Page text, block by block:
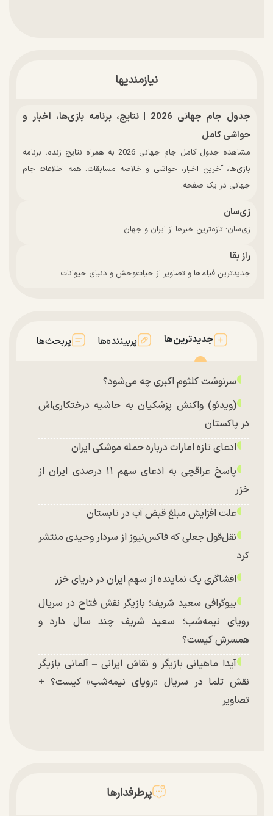
نیازمندیها
جدول جام جهانی 2026 | نتایج، برنامه بازی‌ها، اخبار و
حواشی کامل
مشاهده جدول کامل جام جهانی 2026 به همراه نتایج زنده، برنامه
بازی‌ها، آخرین اخبار، حواشی و خلاصه مسابقات. همه اطلاعات جام
جهانی در یک صفحه.
زی‌سان
زی‌سان: تازه‌ترین خبرها از ایران و جهان
راز بقا
جدیدترین فیلم‌ها و تصاویر از حیات‌وحش و دنیای حیوانات
جدیدترین‌ها پربیننده‌ها پربحث‌ها
سرنوشت کلثوم اکبری چه می‌شود؟
(ویدئو) واکنش پزشکیان به حاشیه درختکاری‌اش
در پاکستان
ادعای تازه امارات درباره حمله موشکی ایران
پاسخ عراقچی به ادعای سهم ۱۱ درصدی ایران از
خزر
علت افزایش مبلغ قبض آب در تابستان
نقل‌قول جعلی که فاکس‌نیوز از سردار وحیدی منتشر
کرد
افشاگری یک نماینده از سهم ایران در دریای خزر
بیوگرافی سعید شریف؛ بازیگر نقش فتاح در سریال
رویای نیمه‌شب؛ سعید شریف چند سال دارد و
همسرش کیست؟
آیدا ماهیانی بازیگر و نقاش ایرانی – آلمانی بازیگر
نقش تلما در سریال «رویای نیمه‌شب» کیست؟ +
تصاویر
پرطرفدارها